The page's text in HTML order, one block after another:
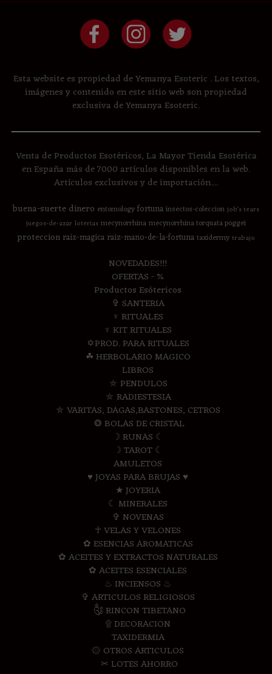
Esta website es propiedad de Yemanya Esoteric . Los textos,
imágenes y contenido en este sitio web son propiedad
exclusiva de Yemanya Esoteric.
Venta de Productos Esotéricos, La Mayor Tienda Esotérica
en España más de 7000 artículos disponibles en la web.
Artículos exclusivos y de importación....
buena-suertedinero entomologyfortunainsectos-coleccion job's tears
juegos-de-azar loterias mecynorrhinamecynorrhina torquata poggei
proteccion raiz-magica raiz-mano-de-la-fortunataxidermy trabajo
NOVEDADES!!!
OFERTAS - %
Productos Esótericos
✞ SANTERIA
♆ RITUALES
♆ KIT RITUALES
✡PROD. PARA RITUALES
☘ HERBOLARIO MAGICO
LIBROS
⛤ PENDULOS
⛤ RADIESTESIA
⛤ VARITAS, DAGAS,BASTONES, CETROS
❂ BOLAS DE CRISTAL
☽ RUNAS ☾
☽ TAROT ☾
AMULETOS
♥ JOYAS PARA BRUJAS ♥
★ JOYERIA
☾ MINERALES
✞ NOVENAS
☥ VELAS Y VELONES
✿ ESENCIAS AROMATICAS
✿ ACEITES Y EXTRACTOS NATURALES
✿ ACEITES ESENCIALES
♨ INCIENSOS ♨
✞ ARTICULOS RELIGIOSOS
༃ RINCON TIBETANO
۩ DECORACION
TAXIDERMIA
۞ OTROS ARTICULOS
✂ LOTES AHORRO